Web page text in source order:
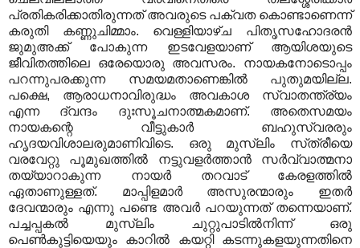
പ്രതികരിക്കാതിരുന്നത്‌ അവരുടെ പക്വത കൊണ്ടാണെന്ന്‌
കരുതി കണ്ണുചിമ്മാം. വെള്ളിയാഴ്‌ച പിതൃസഹോദരന്‍
ജുമുഅക്ക്‌ പോകുന്ന ഇടവേളയാണ്‌ ആയിശയുടെ
ജീവിതത്തിലെ ഒരേയൊരു അവസരം. നായകനോടൊപ്പം
പറന്നുപരക്കുന്ന സമയമതാണെങ്കില്‍ പുതുമയില്ല.
പക്ഷെ, ആരാധനാവിരുദ്ധം അവകാശ സ്വാതന്ത്ര്യം
എന്ന ദ്വന്ദം ദുഃസൂചനാത്മകമാണ്‌. അതെസമയം
നായകന്റെ വീട്ടുകാര്‍ ബഹുസ്വരരും
ഹൃദയവിശാലരുമാണിവിടെ. ഒരു മുസ്‌ലിം സ്‌ത്രീയെ
വരവേറ്റു പൂമുഖത്തില്‍ നട്ടുവളര്‍ത്താന്‍ സര്‍വ്വാത്മനാ
തയ്യാറാകുന്ന നായര്‍ തറവാട്‌ കേരളത്തില്‍
ഏതാണുള്ളത്‌. മാപ്പിളമാര്‍ അസുരന്മാരും ഇതര്‍
ദേവന്മാരും എന്നു പണ്ടെ അവര്‍ പറയുന്നത്‌ തന്നെയാണ്‌.
പച്ചപ്പകല്‍ മുസ്‌ലിം ചുറ്റുപാടില്‍നിന്ന്‌ ഒരു
പെണ്‍കുട്ടിയെയും കാറില്‍ കയറ്റി കടന്നുകളയുന്നതിനെ